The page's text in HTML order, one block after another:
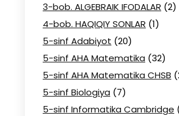
3-bob. ALGEBRAIK IFODALAR (2)
4-bob. HAQIQIY SONLAR (1)
5-sinf Adabiyot (20)
5-sinf AHA Matematika (32)
5-sinf AHA Matematika CHSB
5-sinf Biologiya (7)
5-sinf Informatika Cambridge